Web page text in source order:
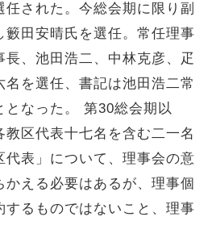
された。今総会期に限り副
籔田安晴氏を選任。常任理事
長、池田浩二、中林克彦、疋
名を選任、書記は池田浩二常
となった。 第30総会期以
教区代表十七名を含む二一名
代表」について、理事会の意
かえる必要はあるが、理事個
するものではないこと、理事